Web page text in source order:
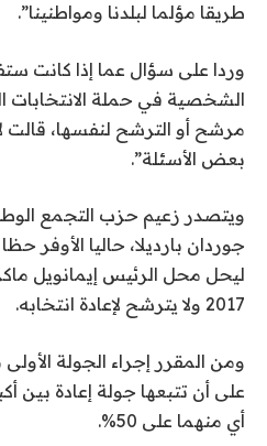
طريقا مؤلما لبلدنا ومواطنينا”.
وردا على سؤال عما إذا كانت
الشخصية في حملة الانتخابات
مرشح أو الترشح لنفسها،
بعض الأسئلة”.
ويتصدر زعيم حزب التجمع
جوردان بارديلا، حاليا الأوفر
ليحل محل الرئيس إيمانويل
2017 ولا يترشح لإعادة انتخابه.
ومن المقرر إجراء الجولة
على أن تتبعها جولة إعادة بين
أي منهما على 50%.